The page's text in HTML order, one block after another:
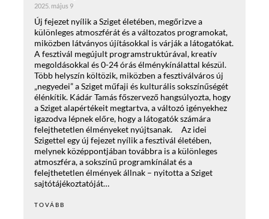
2025. május 9
Új fejezet nyílik a Sziget életében, megőrizve a
különleges atmoszférát és a változatos programokat,
miközben látványos újításokkal is várják a látogatókat.
A fesztivál megújult programstruktúrával, kreatív
megoldásokkal és 0-24 órás élménykínálattal készül.
Több helyszín költözik, miközben a fesztiválváros új
„negyedei” a Sziget műfaji és kulturális sokszínűségét
élénkítik. Kádár Tamás főszervező hangsúlyozta, hogy
a Sziget alapértékeit megtartva, a változó igényekhez
igazodva lépnek előre, hogy a látogatók számára
felejthetetlen élményeket nyújtsanak. Az idei
Szigettel egy új fejezet nyílik a fesztivál életében,
melynek középpontjában továbbra is a különleges
atmoszféra, a sokszínű programkínálat és a
felejthetetlen élmények állnak – nyitotta a Sziget
sajtótájékoztatóját…
TOVÁBB